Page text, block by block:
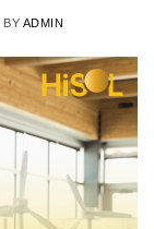
BY ADMIN